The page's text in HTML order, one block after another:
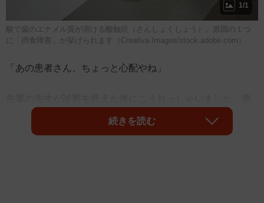
1/1
酸で歯のエナメル質が溶ける酸蝕症（さんしょくしょう）。原因の１つ
に「摂食障害」が挙げられます（Creativa Images/stock.adobe.com）
「あの患者さん、ちょっと心配やね」
者さんは20代の女性でやせ型。歯の表面を覆うエナメル質
が薄くなり、その内側にある象牙質が表面に出てきている
続きを読む